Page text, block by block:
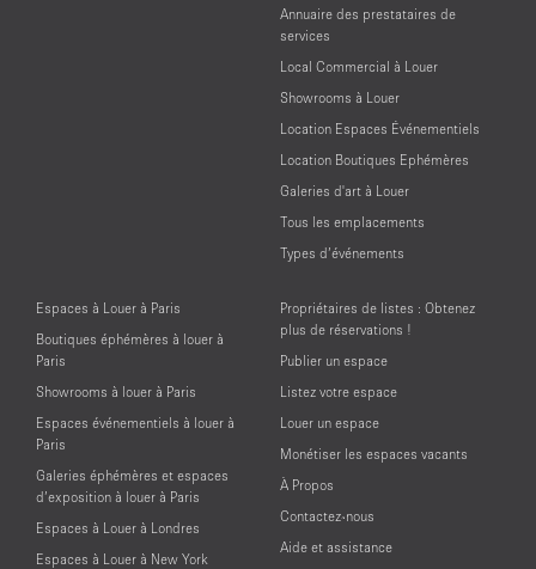
Annuaire des prestataires de
services
Local Commercial à Louer
Showrooms à Louer
Location Espaces Événementiels
Location Boutiques Ephémères
Galeries d'art à Louer
Tous les emplacements
Types d’événements
Espaces à Louer à Paris
Boutiques éphémères à louer à
Paris
Showrooms à louer à Paris
Espaces événementiels à louer à
Paris
Galeries éphémères et espaces
d’exposition à louer à Paris
Espaces à Louer à Londres
Espaces à Louer à New York
Propriétaires de listes : Obtenez
plus de réservations !
Publier un espace
Listez votre espace
Louer un espace
Monétiser les espaces vacants
À Propos
Contactez-nous
Aide et assistance